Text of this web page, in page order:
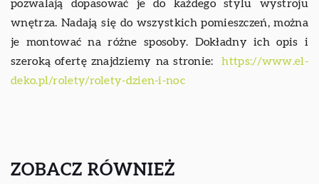
pozwalają dopasować je do każdego stylu wystroju
wnętrza. Nadają się do wszystkich pomieszczeń, można
je montować na różne sposoby. Dokładny ich opis i
szeroką ofertę znajdziemy na stronie:https://www.el-
deko.pl/rolety/rolety-dzien-i-noc
ZOBACZ RÓWNIEŻ